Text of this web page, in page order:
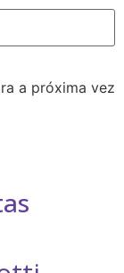
a próxima vez